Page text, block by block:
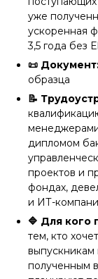
уже
ускоренная
3,5 года без
📜
образца
📝
дипломом
проектов и
фондах,
и ИТ-
🔷 Для кого
тем, кто
полученным